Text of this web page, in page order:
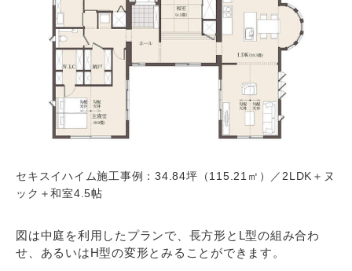
セキスイハイム施工事例：34.84坪（115.21㎡）／2LDK＋ヌ
ック＋和室4.5帖
図は中庭を利用したプランで、長方形とL型の組み合わ
せ、あるいはH型の変形とみることができます。